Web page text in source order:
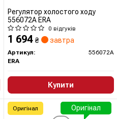
Регулятор холостого ходу
556072A ERA
0 відгуків
1 694 ₴ завтра
Артикул:
556072A
ERA
Купити
Оригінал
Оригінал